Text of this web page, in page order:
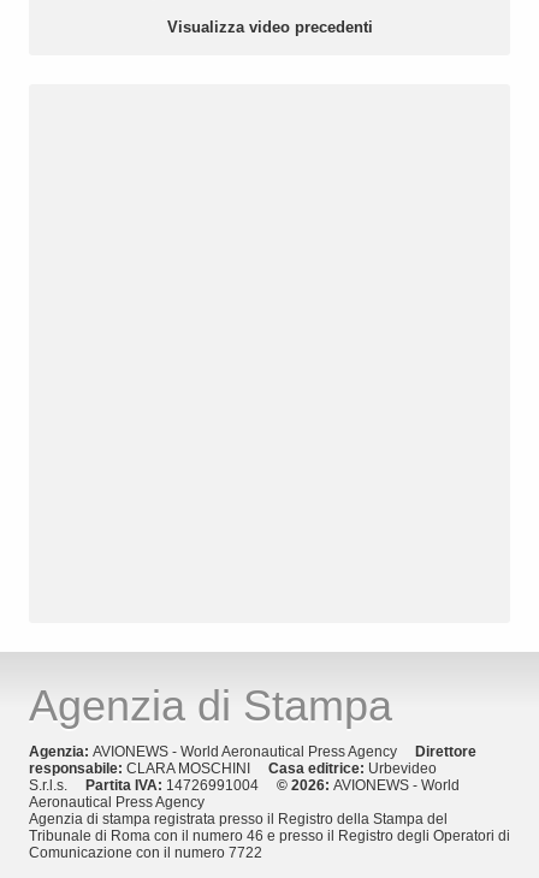
Visualizza video precedenti
Agenzia di Stampa
Agenzia: AVIONEWS - World Aeronautical Press Agency
Direttore
responsabile: CLARA MOSCHINI Casa editrice: Urbevideo
S.r.l.s.
Partita IVA: 14726991004 © 2026: AVIONEWS - World
Aeronautical Press Agency
Agenzia di stampa registrata presso il Registro della Stampa del
Tribunale di Roma con il numero 46 e presso il Registro degli Operatori di
Comunicazione con il numero 7722